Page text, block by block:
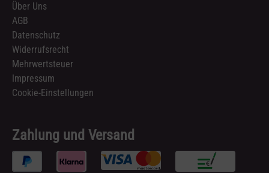
Über Uns
AGB
Datenschutz
Widerrufsrecht
Mehrwertsteuer
Impressum
Cookie-Einstellungen
Zahlung und Versand